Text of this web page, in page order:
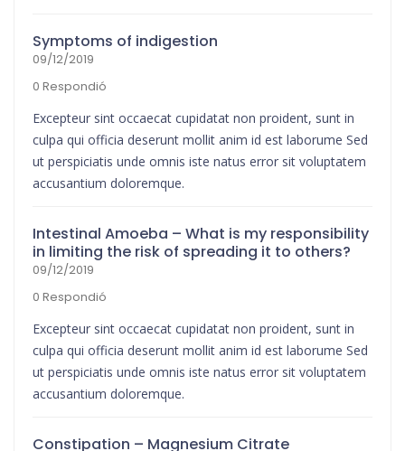
Symptoms of indigestion
09/12/2019
0 Respondió
Excepteur sint occaecat cupidatat non proident, sunt in
culpa qui officia deserunt mollit anim id est laborume Sed
ut perspiciatis unde omnis iste natus error sit voluptatem
accusantium doloremque.
Intestinal Amoeba – What is my responsibility
in limiting the risk of spreading it to others?
09/12/2019
0 Respondió
Excepteur sint occaecat cupidatat non proident, sunt in
culpa qui officia deserunt mollit anim id est laborume Sed
ut perspiciatis unde omnis iste natus error sit voluptatem
accusantium doloremque.
Constipation – Magnesium Citrate